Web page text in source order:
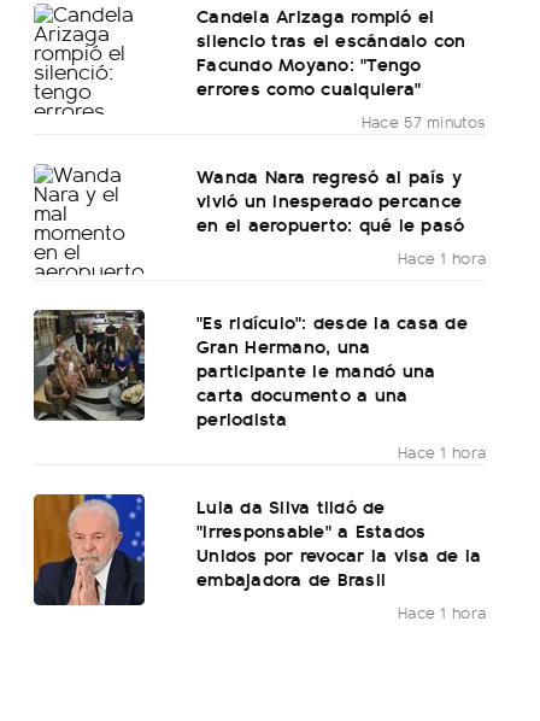
Candela Arizaga rompió el
silencio tras el escándalo con
Facundo Moyano: "Tengo
errores como cualquiera"
Hace 57 minutos
Wanda Nara regresó al país y
vivió un inesperado percance
en el aeropuerto: qué le pasó
Hace 1 hora
"Es ridículo": desde la casa de
Gran Hermano, una
participante le mandó una
carta documento a una
periodista
Hace 1 hora
Lula da Silva tildó de
"irresponsable" a Estados
Unidos por revocar la visa de la
embajadora de Brasil
Hace 1 hora